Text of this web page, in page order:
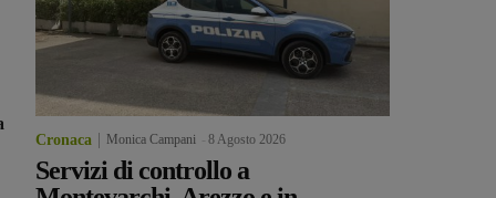
Cronaca Monica Campani 8 Agosto 2026
Servizi di controllo a